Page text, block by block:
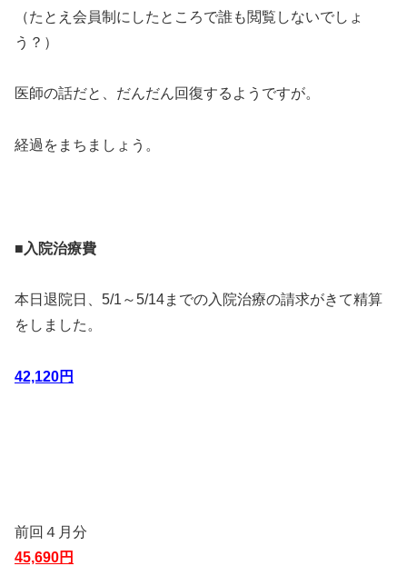
（たとえ会員制にしたところで誰も閲覧しないでしょ
う？）
医師の話だと、だんだん回復するようですが。
経過をまちましょう。
■入院治療費
本日退院日、5/1～5/14までの入院治療の請求がきて精算
をしました。
42,120円
前回４月分
45,690円